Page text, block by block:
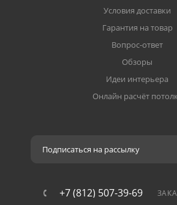
Условия доставки
Гарантия на товар
Вопрос-ответ
Обзоры
Идеи интерьера
Онлайн расчёт
Подписаться на рассылку
+7 (812) 507-39-69